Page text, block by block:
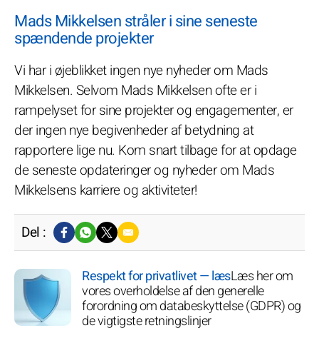
Mads Mikkelsen stråler i sine seneste
spændende projekter
Vi har i øjeblikket ingen nye nyheder om Mads
Mikkelsen. Selvom Mads Mikkelsen ofte er i
rampelyset for sine projekter og engagementer, er
der ingen nye begivenheder af betydning at
rapportere lige nu. Kom snart tilbage for at opdage
de seneste opdateringer og nyheder om Mads
Mikkelsens karriere og aktiviteter!
Del :
Respekt for privatlivet — læsLæs her om
vores overholdelse af den generelle
forordning om databeskyttelse (GDPR) og
de vigtigste retningslinjer